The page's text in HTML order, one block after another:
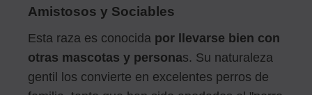
Amistosos y Sociables
Esta raza es conocida por llevarse bien con
otras mascotas y personas. Su naturaleza
gentil los convierte en excelentes perros de